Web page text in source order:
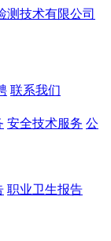
联系我们
安全技术服务 公
职业卫生报告